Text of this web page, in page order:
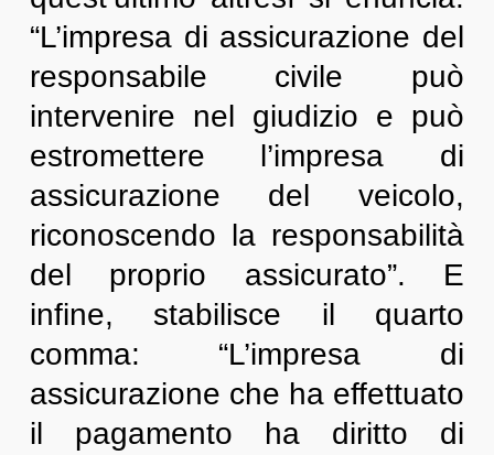
“L’impresa di assicurazione del
responsabile civile può
intervenire nel giudizio e può
estromettere l’impresa di
assicurazione del veicolo,
riconoscendo la responsabilità
del proprio assicurato”. E
infine, stabilisce il quarto
comma: “L’impresa di
assicurazione che ha effettuato
il pagamento ha diritto di